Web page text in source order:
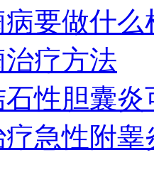
要做什么
疗方法
石性胆囊炎
疗急性附